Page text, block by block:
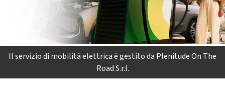
Il servizio di mobilità elettrica è gestito da Plenitude On The
Road S.r.l.